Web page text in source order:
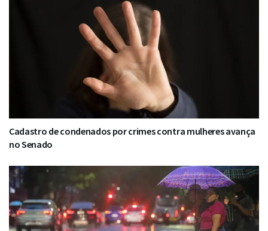
Cadastro de condenados por crimes contra mulheres avança
no Senado